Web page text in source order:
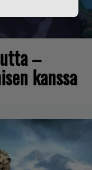
–
kanssa